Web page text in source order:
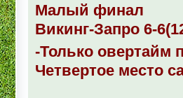
Малый финал
Викинг-Запро 6-
-Только овертайм
Четвертое место